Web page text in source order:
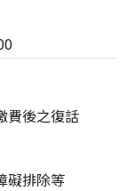
費後之復話
礙排除等